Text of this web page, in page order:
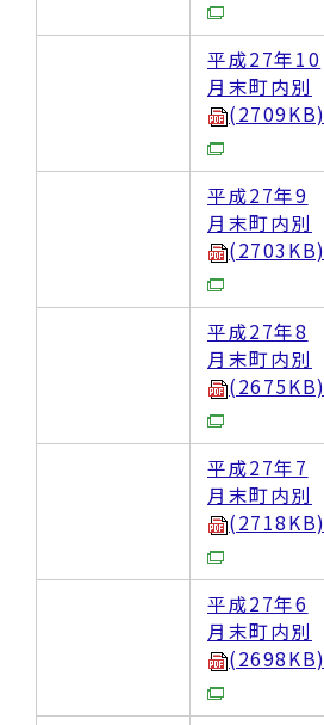
平成27年10
月末町内別
(2709KB)
平成27年9
月末町内別
(2703KB)
平成27年8
月末町内別
(2675KB)
平成27年7
月末町内別
(2718KB)
平成27年6
月末町内別
(2698KB)